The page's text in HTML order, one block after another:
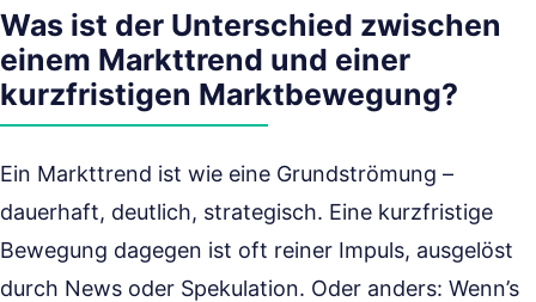
Was ist der Unterschied zwischen
einem Markttrend und einer
kurzfristigen Marktbewegung?
Ein Markttrend ist wie eine Grundströmung –
dauerhaft, deutlich, strategisch. Eine kurzfristige
Bewegung dagegen ist oft reiner Impuls, ausgelöst
durch News oder Spekulation. Oder anders: Wenn’s